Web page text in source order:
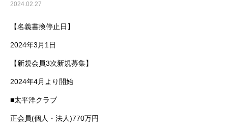
2024.02.27
【名義書換停止日】
2024年3月1日
【新規会員3次新規募集】
2024年4月より開始
■太平洋クラブ
正会員(個人・法人)770万円